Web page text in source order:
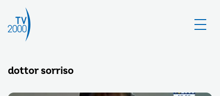
dottor sorriso